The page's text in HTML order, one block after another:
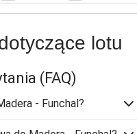
lotu
(FAQ)
- Funchal?